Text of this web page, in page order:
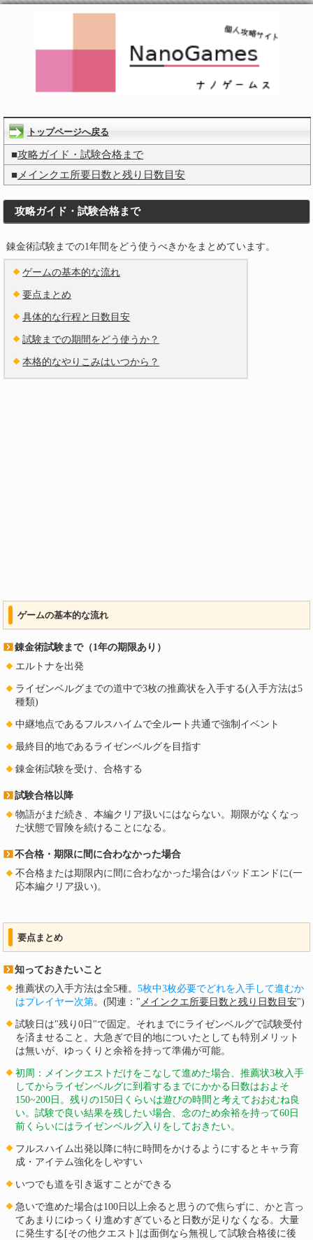
トップページへ戻る
■攻略ガイド・試験合格まで
■メインクエ所要日数と残り日数目安
攻略ガイド・試験合格まで
錬金術試験までの1年間をどう使うべきかをまとめています。
ゲームの基本的な流れ
要点まとめ
具体的な行程と日数目安
試験までの期間をどう使うか？
本格的なやりこみはいつから？
ゲームの基本的な流れ
錬金術試験まで（1年の期限あり）
エルトナを出発
ライゼンベルグまでの道中で3枚の推薦状を入手する(入手方法は5
種類)
中継地点であるフルスハイムで全ルート共通で強制イベント
最終目的地であるライゼンベルグを目指す
錬金術試験を受け、合格する
試験合格以降
物語がまだ続き、本編クリア扱いにはならない。期限がなくなっ
た状態で冒険を続けることになる。
不合格・期限に間に合わなかった場合
不合格または期限内に間に合わなかった場合はバッドエンドに(一
応本編クリア扱い)。
要点まとめ
知っておきたいこと
推薦状の入手方法は全5種。5枚中3枚必要でどれを入手して進むか
はプレイヤー次第。(関連：" メインクエ所要日数と残り日数目安")
試験日は"残り0日"で固定。それまでにライゼンベルグで試験受付
を済ませること。大急ぎで目的地についたとしても特別メリット
は無いが、ゆっくりと余裕を持って準備が可能。
初周：メインクエストだけをこなして進めた場合、推薦状3枚入手
してからライゼンベルグに到着するまでにかかる日数はおよそ
150~200日 。残りの150日くらいは遊びの時間と考えておおむね良
い。試験で良い結果を残したい場合、念のため余裕を持って60日
前くらいにはライゼンベルグ入りをしておきたい。
フルスハイム出発以降に特に時間をかけるようにするとキャラ育
成・アイテム強化をしやすい
いつでも道を引き返すことができる
急いで進めた場合は100日以上余ると思うので焦らずに、かと言っ
てあまりにゆっくり進めすぎていると日数が足りなくなる。大量
に発生する[その他クエスト]は面倒なら無視して試験合格後に後